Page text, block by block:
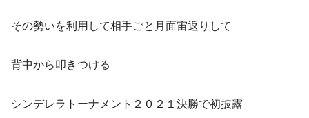
その勢いを利用して相手ごと月面宙返りして
背中から叩きつける
シンデレラトーナメント２０２１決勝で初披露